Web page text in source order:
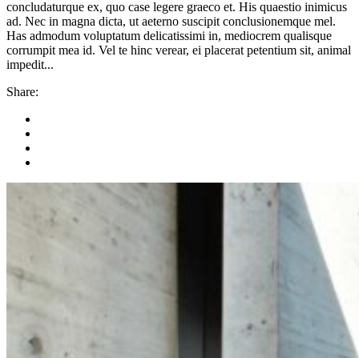
concludaturque ex, quo case legere graeco et. His quaestio inimicus
ad. Nec in magna dicta, ut aeterno suscipit conclusionemque mel.
Has admodum voluptatum delicatissimi in, mediocrem qualisque
corrumpit mea id. Vel te hinc verear, ei placerat petentium sit, animal
impedit...
Share: